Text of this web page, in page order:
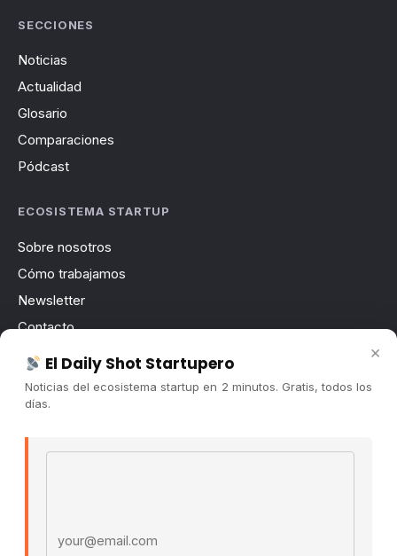
SECCIONES
Noticias
Actualidad
Glosario
Comparaciones
Pódcast
ECOSISTEMA STARTUP
Sobre nosotros
Cómo trabajamos
Newsletter
Contacto
Publicidad
Convocatorias
×
El Daily Shot Startupero
Noticias del ecosistema startup en 2 minutos. Gratis, todos los
días.